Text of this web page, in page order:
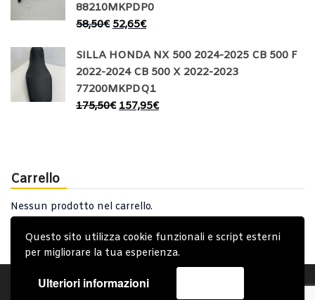
Questo sito utilizza cookie funzionali e script esterni
per migliorare la tua esperienza.
Ulteriori informazioni
88210MKPDP0
58,50€ 52,65€
SILLA HONDA NX 500 2024-2025 CB 500 F
2022-2024 CB 500 X 2022-2023
77200MKPDQ1
175,50€ 157,95€
Carrello
Nessun prodotto nel carrello.
Account Condizioni Generali